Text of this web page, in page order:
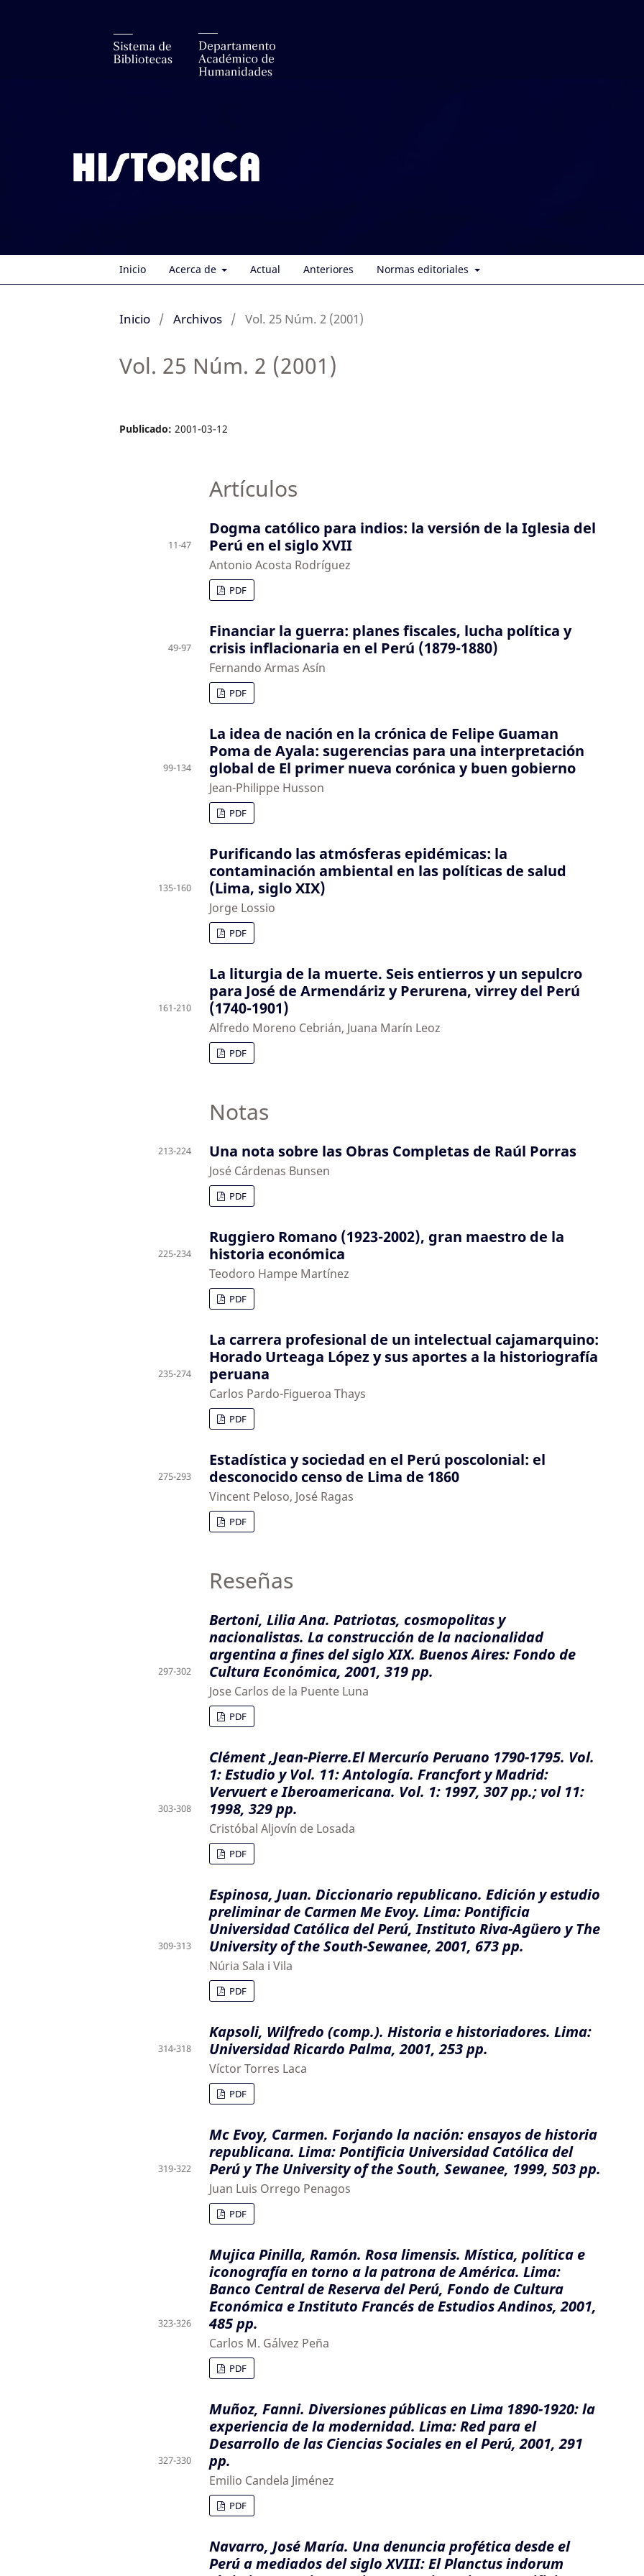
Inicio Acerca de Actual Anteriores Normas editoriales
Inicio / Archivos / Vol. 25 Núm. 2 (2001)
Vol. 25 Núm. 2 (2001)
Publicado: 2001-03-12
Artículos
Dogma católico para indios: la versión de la Iglesia del
Perú en el siglo XVII
Antonio Acosta Rodríguez
11-47
PDF
Financiar la guerra: planes fiscales, lucha política y
crisis inflacionaria en el Perú (1879-1880)
Fernando Armas Asín
49-97
PDF
La idea de nación en la crónica de Felipe Guaman
Poma de Ayala: sugerencias para una interpretación
global de El primer nueva corónica y buen gobierno
Jean-Philippe Husson
99-134
PDF
Purificando las atmósferas epidémicas: la
contaminación ambiental en las políticas de salud
(Lima, siglo XIX)
Jorge Lossio
135-160
PDF
La liturgia de la muerte. Seis entierros y un sepulcro
para José de Armendáriz y Perurena, virrey del Perú
(1740-1901)
Alfredo Moreno Cebrián, Juana Marín Leoz
161-210
PDF
Notas
Una nota sobre las Obras Completas de Raúl Porras
José Cárdenas Bunsen
213-224
PDF
Ruggiero Romano (1923-2002), gran maestro de la
historia económica
Teodoro Hampe Martínez
225-234
PDF
La carrera profesional de un intelectual cajamarquino:
Horado Urteaga López y sus aportes a la historiografía
peruana
Carlos Pardo-Figueroa Thays
235-274
PDF
Estadística y sociedad en el Perú poscolonial: el
desconocido censo de Lima de 1860
Vincent Peloso, José Ragas
275-293
PDF
Reseñas
Bertoni, Lilia Ana. Patriotas, cosmopolitas y
nacionalistas. La construcción de la nacionalidad
argentina a fines del siglo XIX. Buenos Aires: Fondo de
Cultura Económica, 2001, 319 pp.
Jose Carlos de la Puente Luna
297-302
PDF
Clément ,Jean-Pierre.El Mercurío Peruano 1790-1795. Vol.
1: Estudio y Vol. 11: Antología. Francfort y Madrid:
Vervuert e Iberoamericana. Vol. 1: 1997, 307 pp.; vol 11:
1998, 329 pp.
Cristóbal Aljovín de Losada
303-308
PDF
Espinosa, Juan. Diccionario republicano. Edición y estudio
preliminar de Carmen Me Evoy. Lima: Pontificia
Universidad Católica del Perú, Instituto Riva-Agüero y The
University of the South-Sewanee, 2001, 673 pp.
Núria Sala i Vila
309-313
PDF
Kapsoli, Wilfredo (comp.). Historia e historiadores. Lima:
Universidad Ricardo Palma, 2001, 253 pp.
Víctor Torres Laca
314-318
PDF
Mc Evoy, Carmen. Forjando la nación: ensayos de historia
republicana. Lima: Pontificia Universidad Católica del
Perú y The University of the South, Sewanee, 1999, 503 pp.
Juan Luis Orrego Penagos
319-322
PDF
Mujica Pinilla, Ramón. Rosa limensis. Mística, política e
iconografía en torno a la patrona de América. Lima:
Banco Central de Reserva del Perú, Fondo de Cultura
Económica e Instituto Francés de Estudios Andinos, 2001,
485 pp.
Carlos M. Gálvez Peña
323-326
PDF
Muñoz, Fanni. Diversiones públicas en Lima 1890-1920: la
experiencia de la modernidad. Lima: Red para el
Desarrollo de las Ciencias Sociales en el Perú, 2001, 291
pp.
Emilio Candela Jiménez
327-330
PDF
Navarro, José María. Una denuncia profética desde el
Perú a mediados del siglo XVIII: El Planctus indorum